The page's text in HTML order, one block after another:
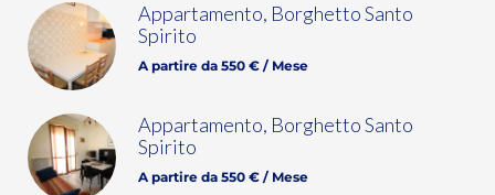
Appartamento, Borghetto Santo
Spirito
A partire da 550 € / Mese
Appartamento, Borghetto Santo
Spirito
A partire da 550 € / Mese